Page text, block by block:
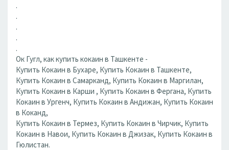
.
.
.
.
.
Ок Гугл, как купить кокаин в Ташкенте -
Купить Кокаин в Бухаре, Купить Кокаин в Ташкенте,
Купить Кокаин в Самарканд, Купить Кокаин в Маргилан,
Купить Кокаин в Карши , Купить Кокаин в Фергана, Купить
Кокаин в Ургенч, Купить Кокаин в Андижан, Купить Кокаин
в Коканд,
Купить Кокаин в Термез, Купить Кокаин в Чирчик, Купить
Кокаин в Навои, Купить Кокаин в Джизак, Купить Кокаин в
Гюлистан.